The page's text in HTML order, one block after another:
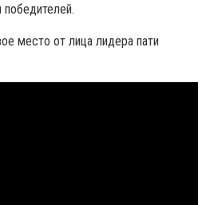
победителей.
место от лица лидера пати